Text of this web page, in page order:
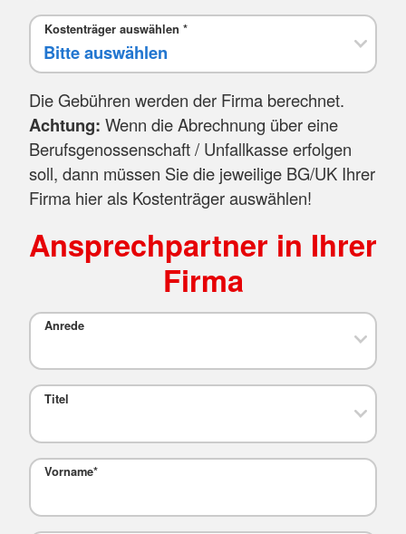
Kostenträger auswählen *
Die Gebühren werden der Firma berechnet.
Achtung: Wenn die Abrechnung über eine
Berufsgenossenschaft / Unfallkasse erfolgen
soll, dann müssen Sie die jeweilige BG/UK Ihrer
Firma hier als Kostenträger auswählen!
Ansprechpartner in Ihrer
Firma
Anrede
Titel
Vorname*